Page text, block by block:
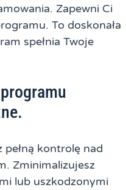
Zapewni Ci
To doskonała
spełnia Twoje
kontrolę nad
Zminimalizujesz
lub uszkodzonymi